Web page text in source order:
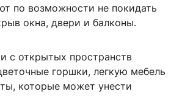
по возможности не покидать
окна, двери и балконы.
с открытых пространств
горшки, легкую мебель
которые может унести